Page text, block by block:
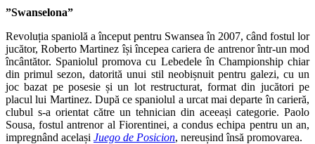
”Swanselona”
Revoluția spaniolă a început pentru Swansea în 2007, când fostul lor
jucător, Roberto Martinez își începea cariera de antrenor într-un mod
încântător. Spaniolul promova cu Lebedele în Championship chiar
din primul sezon, datorită unui stil neobișnuit pentru galezi, cu un
joc bazat pe posesie și un lot restructurat, format din jucători pe
placul lui Martinez. După ce spaniolul a urcat mai departe în carieră,
clubul s-a orientat către un tehnician din aceeași categorie. Paolo
Sousa, fostul antrenor al Fiorentinei, a condus echipa pentru un an,
impregnând același Juego de Posicion, nereușind însă promovarea.